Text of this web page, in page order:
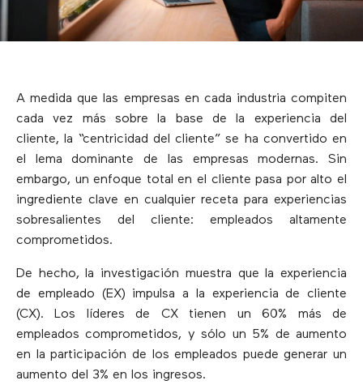
A medida que las empresas en cada industria compiten
cada vez más sobre la base de la experiencia del
cliente, la “centricidad del cliente” se ha convertido en
el lema dominante de las empresas modernas. Sin
embargo, un enfoque total en el cliente pasa por alto el
ingrediente clave en cualquier receta para experiencias
sobresalientes del cliente: empleados altamente
comprometidos.
De hecho, la investigación muestra que la experiencia
de empleado (EX) impulsa a la experiencia de cliente
(CX). Los líderes de CX tienen un 60% más de
empleados comprometidos, y sólo un 5% de aumento
en la participación de los empleados puede generar un
aumento del 3% en los ingresos.